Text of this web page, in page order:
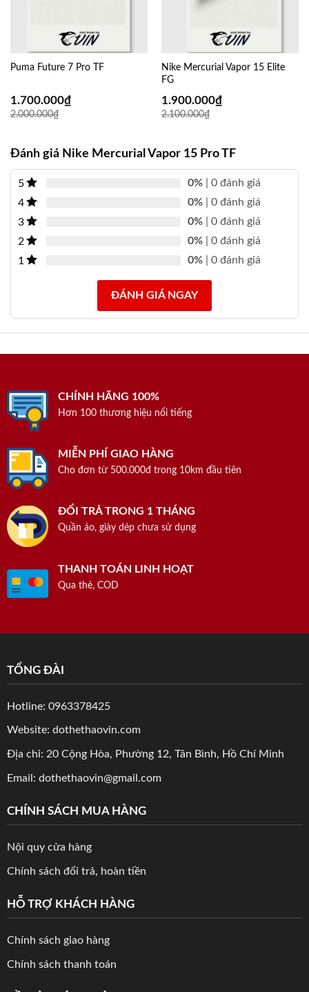
Puma Future 7 Pro TF
2.000.000₫
1.700.000₫
Nike Mercurial Vapor 15 Elite
FG
2.100.000₫
1.900.000₫
Đánh giá Nike Mercurial Vapor 15 Pro TF
5 0% | 0 đánh giá
4
0% | 0 đánh giá
3
0% | 0 đánh giá
2
0% | 0 đánh giá
1
0% | 0 đánh giá
ĐÁNH GIÁ NGAY
CHÍNH HÃNG 100%
Hơn 100 thương hiệu nổi tiếng
MIỄN PHÍ GIAO HÀNG
Cho đơn từ 500.000đ trong 10km đầu tiên
ĐỔI TRẢ TRONG 1 THÁNG
Quần áo, giày dép chưa sử dụng
THANH TOÁN LINH HOẠT
Qua thẻ, COD
TỔNG ĐÀI
Hotline: 0963378425
Website: dothethaovin.com
Địa chỉ: 20 Cộng Hòa, Phường 12, Tân Bình, Hồ Chí Minh
Email: dothethaovin@gmail.com
CHÍNH SÁCH MUA HÀNG
Nội quy cửa hàng
Chính sách đổi trả, hoàn tiền
HỖ TRỢ KHÁCH HÀNG
Chính sách giao hàng
Chính sách thanh toán